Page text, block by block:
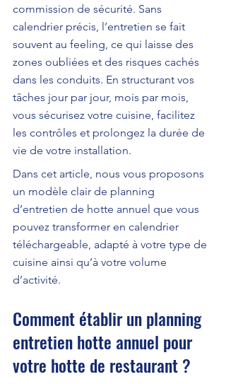
commission de sécurité. Sans
calendrier précis, l’entretien se fait
souvent au feeling, ce qui laisse des
zones oubliées et des risques cachés
dans les conduits. En structurant vos
tâches jour par jour, mois par mois,
vous sécurisez votre cuisine, facilitez
les contrôles et prolongez la durée de
vie de votre installation.
Dans cet article, nous vous proposons
un modèle clair de planning
d’entretien de hotte annuel que vous
pouvez transformer en calendrier
téléchargeable, adapté à votre type de
cuisine ainsi qu’à votre volume
d’activité.
Comment établir un planning
entretien hotte annuel pour
votre hotte de restaurant ?